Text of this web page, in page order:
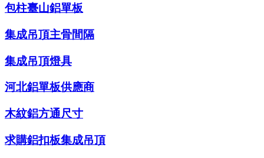
包柱臺山鋁單板
集成吊頂主骨間隔
集成吊頂燈具
河北鋁單板供應商
木紋鋁方通尺寸
求購鋁扣板集成吊頂